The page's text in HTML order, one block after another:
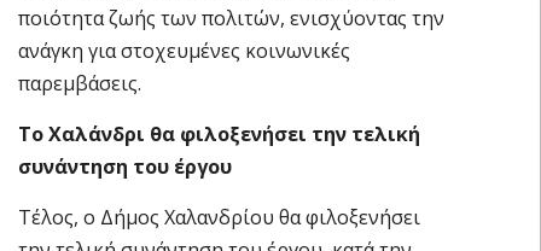
ποιότητα ζωής των πολιτών, ενισχύοντας την
ανάγκη για στοχευμένες κοινωνικές
παρεμβάσεις.
Το Χαλάνδρι θα φιλοξενήσει την τελική
συνάντηση του έργου
Τέλος, ο Δήμος Χαλανδρίου θα φιλοξενήσει